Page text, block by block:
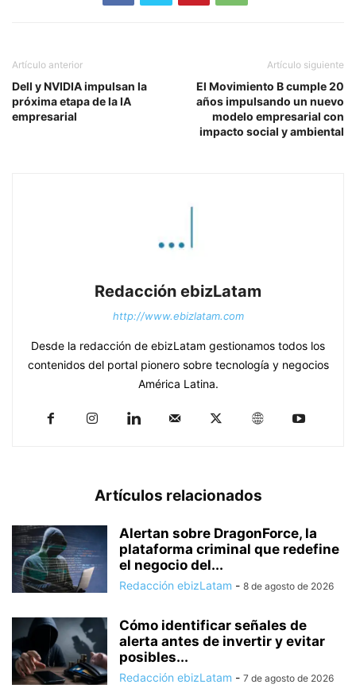
Artículo anterior
Dell y NVIDIA impulsan la
próxima etapa de la IA
empresarial
Artículo siguiente
El Movimiento B cumple 20
años impulsando un nuevo
modelo empresarial con
impacto social y ambiental
Redacción ebizLatam
http://www.ebizlatam.com
Desde la redacción de ebizLatam gestionamos todos los
contenidos del portal pionero sobre tecnología y negocios
América Latina.
Artículos relacionados
Alertan sobre DragonForce, la
plataforma criminal que redefine
el negocio del...
Redacción ebizLatam - 8 de agosto de 2026
Cómo identificar señales de
alerta antes de invertir y evitar
posibles...
Redacción ebizLatam - 7 de agosto de 2026